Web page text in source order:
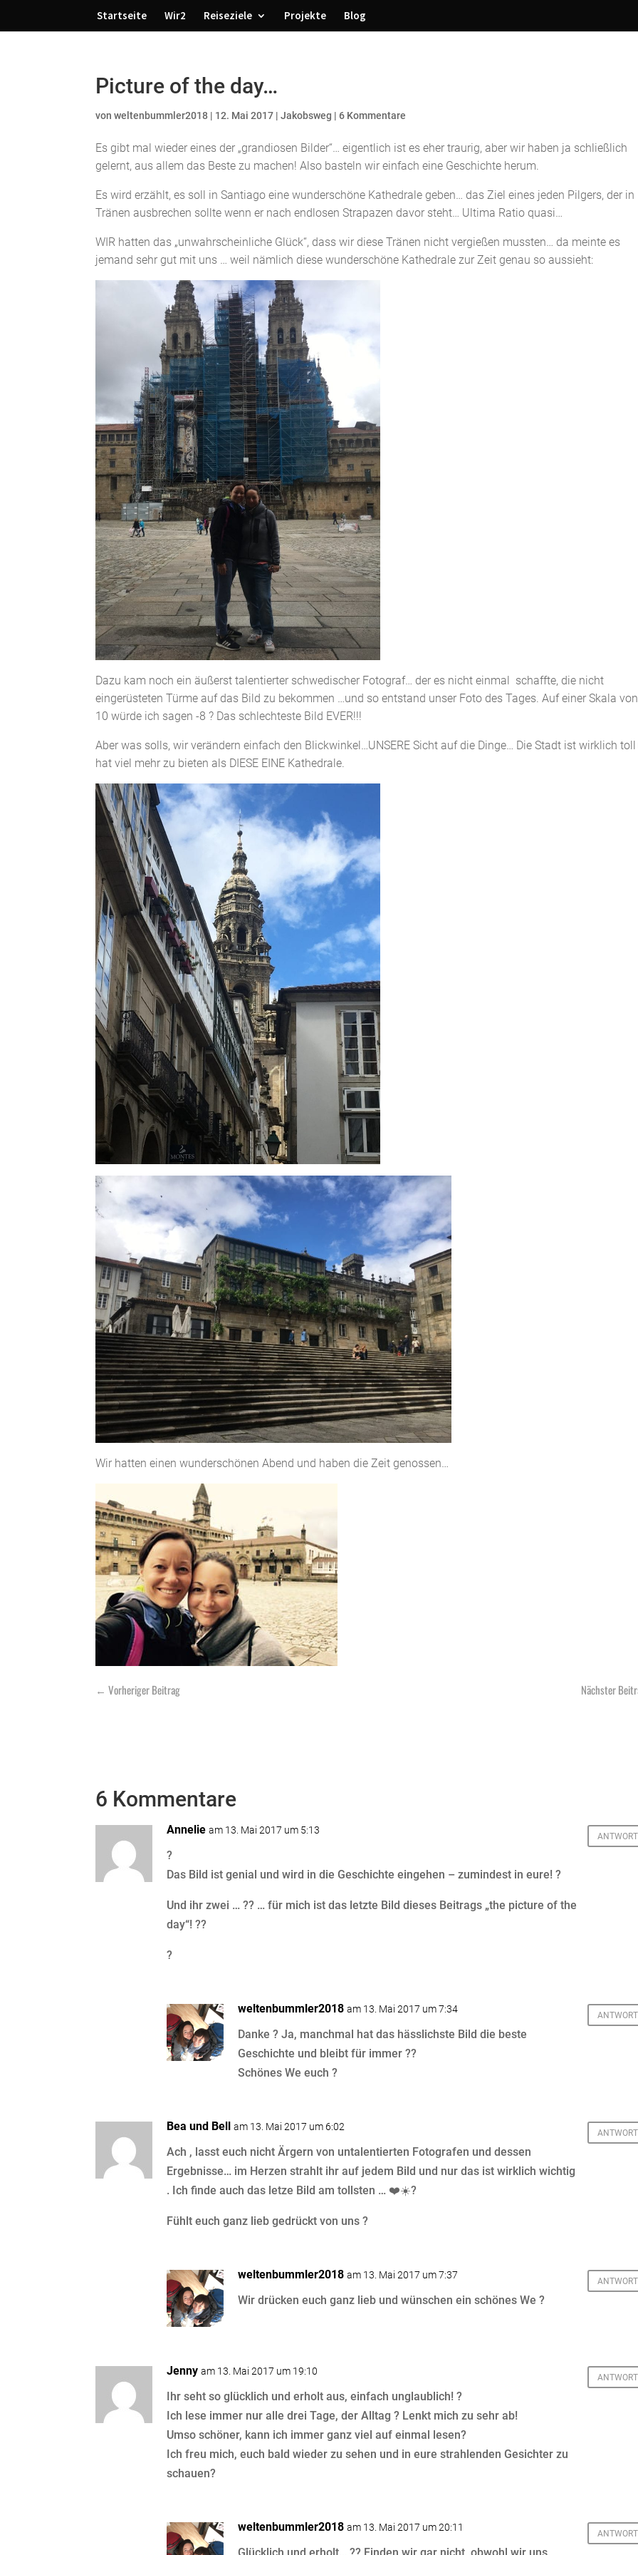
Startseite Wir2 Reiseziele Projekte Blog
Picture of the day…
vonweltenbummler2018 | 12. Mai 2017 |Jakobsweg |6 Kommentare
Es gibt mal wieder eines der „grandiosen Bilder“… eigentlich ist es eher traurig, aber wir haben ja schließlich
gelernt, aus allem das Beste zu machen! Also basteln wir einfach eine Geschichte herum.
Es wird erzählt, es soll in Santiago eine wunderschöne Kathedrale geben… das Ziel eines jeden Pilgers, der in
Tränen ausbrechen sollte wenn er nach endlosen Strapazen davor steht… Ultima Ratio quasi…
WIR hatten das „unwahrscheinliche Glück“, dass wir diese Tränen nicht vergießen mussten… da meinte es
jemand sehr gut mit uns … weil nämlich diese wunderschöne Kathedrale zur Zeit genau so aussieht:
Dazu kam noch ein äußerst talentierter schwedischer Fotograf… der es nicht einmal schaffte, die nicht
eingerüsteten Türme auf das Bild zu bekommen …und so entstand unser Foto des Tages. Auf einer Skala
10 würde ich sagen -8 ? Das schlechteste Bild EVER!!!
Aber was solls, wir verändern einfach den Blickwinkel…UNSERE Sicht auf die Dinge… Die Stadt ist wirklich toll
hat viel mehr zu bieten als DIESE EINE Kathedrale.
Wir hatten einen wunderschönen Abend und haben die Zeit genossen…
←Vorheriger Beitrag Nächster
6 Kommentare
Annelie am 13. Mai 2017 um 5:13
?
Das Bild ist genial und wird in die Geschichte eingehen – zumindest in eure! ?
Und ihr zwei … ?? … für mich ist das letzte Bild dieses Beitrags „the picture of the
day“! ??
?
weltenbummler2018 am 13. Mai 2017 um 7:34
Danke ? Ja, manchmal hat das hässlichste Bild die beste
Geschichte und bleibt für immer ??
Schönes We euch ?
Bea und Bell am 13. Mai 2017 um 6:02
Ach , lasst euch nicht Ärgern von untalentierten Fotografen und dessen
Ergebnisse… im Herzen strahlt ihr auf jedem Bild und nur das ist wirklich wichtig
. Ich finde auch das letze Bild am tollsten … ❤️☀️?
Fühlt euch ganz lieb gedrückt von uns ?
weltenbummler2018 am 13. Mai 2017 um 7:37
Wir drücken euch ganz lieb und wünschen ein schönes We ?
Jenny am 13. Mai 2017 um 19:10
Ihr seht so glücklich und erholt aus, einfach unglaublich! ?
Ich lese immer nur alle drei Tage, der Alltag ? Lenkt mich zu sehr ab!
Umso schöner, kann ich immer ganz viel auf einmal lesen?
Ich freu mich, euch bald wieder zu sehen und in eure strahlenden Gesichter zu
schauen?
weltenbummler2018 am 13. Mai 2017 um 20:11